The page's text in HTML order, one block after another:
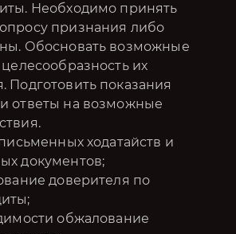
Необходимо принять
признания либо
Обосновать возможные
их
Подготовить показания
ответы на возможные
ходатайств и
документов;
доверителя по
обжалование